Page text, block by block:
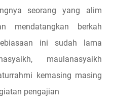
seorang yang alim
mendatangkan berkah
ini sudah lama
maulanasyaikh
kemasing masing
pengajian